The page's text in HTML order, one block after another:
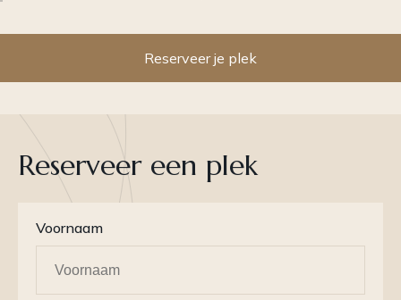
Reserveer je plek
Reserveer een plek
Voornaam